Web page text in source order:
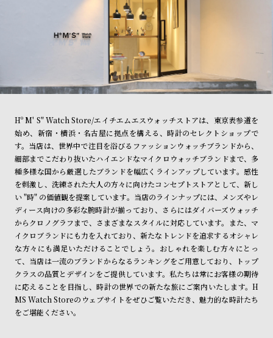
Hº M' S" Watch Store/エイチエムエスウォッチストアは、東京表参道を
始め、新宿・横浜・名古屋に拠点を構える、時計のセレクトショップで
す。当店は、世界中で注目を浴びるファッションウォッチブランドから、
細部までこだわり抜いたハイエンドなマイクロウォッチブランドまで、多
種多様な国から厳選したブランドを幅広くラインアップしています。感性
を刺激し、洗練された大人の方々に向けたコンセプトストアとして、新し
い "時" の価値観を提案しています。当店のラインナップには、メンズやレ
ディース向けの多彩な腕時計が揃っており、さらにはダイバーズウォッチ
からクロノグラフまで、さまざまなスタイルに対応しています。また、マ
イクロブランドにも力を入れており、新たなトレンドを追求するオシャレ
な方々にも満足いただけることでしょう。おしゃれを楽しむ方々にとっ
て、当店は一流のブランドからなるランキングをご用意しており、トップ
クラスの品質とデザインをご提供しています。私たちは常にお客様の期待
に応えることを目指し、時計の世界での新たな旅にご案内いたします。H
MS Watch Storeのウェブサイトをぜひご覧いただき、魅力的な時計たち
をご堪能ください。